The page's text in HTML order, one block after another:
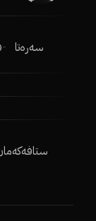
سەرەتا